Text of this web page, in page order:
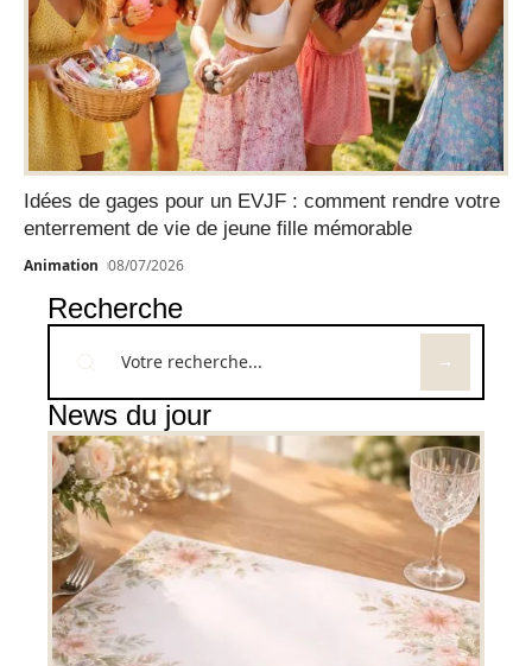
Idées de gages pour un EVJF : comment rendre votre
enterrement de vie de jeune fille mémorable
Animation 08/07/2026
Recherche
News du jour